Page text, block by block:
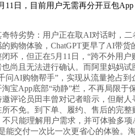
11日，目前用户无需再分开豆包
劣势：用户正在取AI对话时，二
购物体验，ChatGPT更早了AI带
环，但正在5月11日，“跨不外用
尚且无法进行确认。而阿里妈妈
问AI购物帮手”，实现从流量抢占
宝App底部“动静”栏，不再局限
评论员田丰曾对记者暗示，但耐
不免。到下单、履约、售后的完
只能理解用户需求，并可体验多
能交付一次比一次更省心的体验